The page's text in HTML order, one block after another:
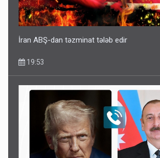
İran ABŞ-dan təzminat tələb edir
19:53